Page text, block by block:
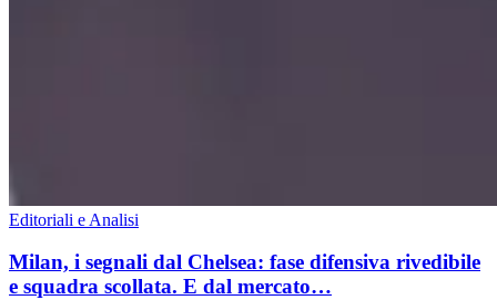
Editoriali e Analisi
Milan, i segnali dal Chelsea: fase difensiva rivedibile
e squadra scollata. E dal mercato…